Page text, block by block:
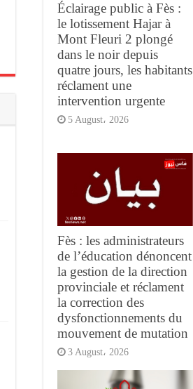
Éclairage public à Fès :
le lotissement Hajar à
Mont Fleuri 2 plongé
dans le noir depuis
quatre jours, les habitants
réclament une
intervention urgente
5 August، 2026
Fès : les administrateurs
de l’éducation dénoncent
la gestion de la direction
provinciale et réclament
la correction des
dysfonctionnements du
mouvement de mutation
3 August، 2026